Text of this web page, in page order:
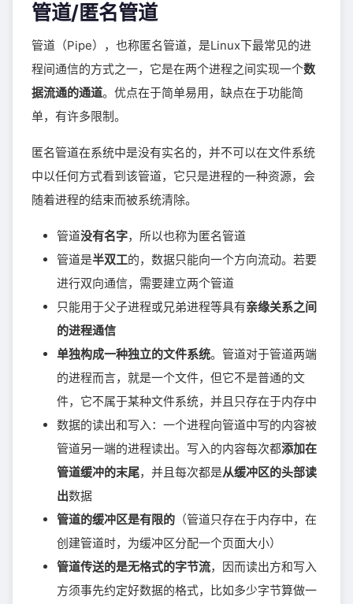
管道/匿名管道
管道（Pipe），也称匿名管道，是Linux下最常见的进
程间通信的方式之一，它是在两个进程之间实现一个数
据流通的通道。优点在于简单易用，缺点在于功能简
单，有许多限制。
匿名管道在系统中是没有实名的，并不可以在文件系统
中以任何方式看到该管道，它只是进程的一种资源，会
随着进程的结束而被系统清除。
管道没有名字，所以也称为匿名管道
管道是半双工的，数据只能向一个方向流动。若要
进行双向通信，需要建立两个管道
只能用于父子进程或兄弟进程等具有亲缘关系之间
的进程通信
单独构成一种独立的文件系统。管道对于管道两端
的进程而言，就是一个文件，但它不是普通的文
件，它不属于某种文件系统，并且只存在于内存中
数据的读出和写入：一个进程向管道中写的内容被
管道另一端的进程读出。写入的内容每次都添加在
管道缓冲的末尾，并且每次都是从缓冲区的头部读
出数据
管道的缓冲区是有限的 （管道只存在于内存中，在
创建管道时，为缓冲区分配一个页面大小）
管道传送的是无格式的字节流，因而读出方和写入
方须事先约定好数据的格式，比如多少字节算做一